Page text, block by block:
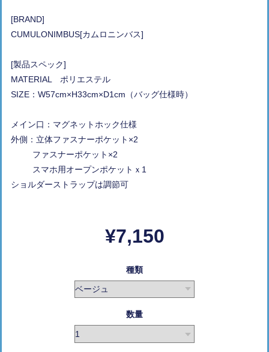
[BRAND]
CUMULONIMBUS[カムロニンバス]
[製品スペック]
MATERIAL ポリエステル
SIZE：W57cm×H33cm×D1cm（バッグ仕様時）
メイン口：マグネットホック仕様
外側：立体ファスナーポケット×2
ファスナーポケット×2
スマホ用オープンポケットｘ1
ショルダーストラップは調節可
¥7,150
種類
数量